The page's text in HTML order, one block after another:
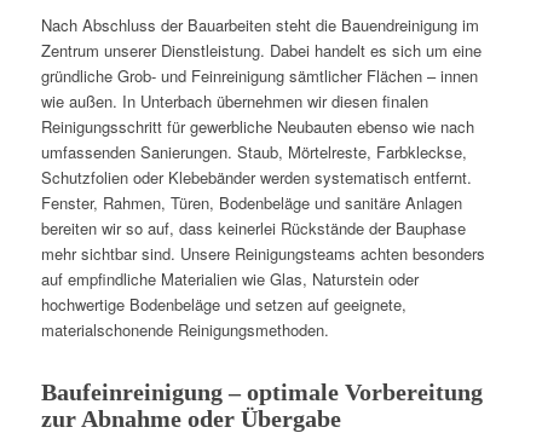
Nach Abschluss der Bauarbeiten steht die Bauendreinigung im
Zentrum unserer Dienstleistung. Dabei handelt es sich um eine
gründliche Grob- und Feinreinigung sämtlicher Flächen – innen
wie außen. In Unterbach übernehmen wir diesen finalen
Reinigungsschritt für gewerbliche Neubauten ebenso wie nach
umfassenden Sanierungen. Staub, Mörtelreste, Farbkleckse,
Schutzfolien oder Klebebänder werden systematisch entfernt.
Fenster, Rahmen, Türen, Bodenbeläge und sanitäre Anlagen
bereiten wir so auf, dass keinerlei Rückstände der Bauphase
mehr sichtbar sind. Unsere Reinigungsteams achten besonders
auf empfindliche Materialien wie Glas, Naturstein oder
hochwertige Bodenbeläge und setzen auf geeignete,
materialschonende Reinigungsmethoden.
Baufeinreinigung – optimale Vorbereitung
zur Abnahme oder Übergabe